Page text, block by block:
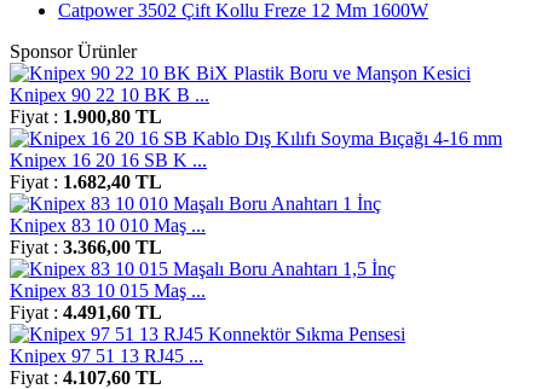
Catpower 3502 Çift Kollu Freze 12 Mm 1600W
Sponsor Ürünler
Knipex 90 22 10 BK B ...
Fiyat : 1.900,80 TL
Knipex 16 20 16 SB K ...
Fiyat : 1.682,40 TL
Knipex 83 10 010 Maş ...
Fiyat : 3.366,00 TL
Knipex 83 10 015 Maş ...
Fiyat : 4.491,60 TL
Knipex 97 51 13 RJ45 ...
Fiyat : 4.107,60 TL